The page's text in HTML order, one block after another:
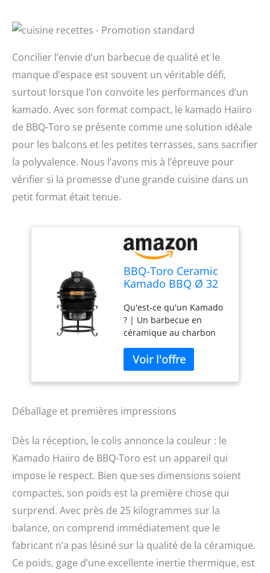
Concilier l’envie d’un barbecue de qualité et le
manque d’espace est souvent un véritable défi,
surtout lorsque l’on convoite les performances d’un
kamado. Avec son format compact, le kamado Haiiro
de BBQ-Toro se présente comme une solution idéale
pour les balcons et les petites terrasses, sans sacrifier
la polyvalence. Nous l’avons mis à l’épreuve pour
vérifier si la promesse d’une grande cuisine dans un
petit format était tenue.
BBQ-Toro Ceramic
Kamado BBQ Ø 32
thermomètre,
poignée en bois
Qu'est-ce qu'un Kamado
? | Un barbecue en
céramique au charbon
avec lequel vous pouvez
obtenir une excellente
conservation de la
masse en céramique.
Grâce à l'effet cheminée,
barbecue en céramique
Kamado brûle
efficacement et il en faut
beaucoup moins. TOUT
EN UN | Grillades,
cuissons, fumages et
cuissons au four parfaits.
Braiser et cuire à la
vapeur : aucun problème
avec le HAIIRO. Ou tout
Déballage et premières impressions
Dès la réception, le colis annonce la couleur : le
Kamado Haiiro de BBQ-Toro est un appareil qui
impose le respect. Bien que ses dimensions soient
compactes, son poids est la première chose qui
surprend. Avec près de 25 kilogrammes sur la
balance, on comprend immédiatement que le
fabricant n’a pas lésiné sur la qualité de la céramique.
Ce poids, gage d’une excellente inertie thermique, est